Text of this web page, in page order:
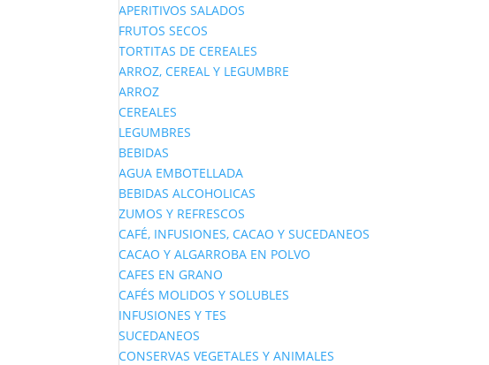
APERITIVOS SALADOS
FRUTOS SECOS
TORTITAS DE CEREALES
ARROZ, CEREAL Y LEGUMBRE
ARROZ
CEREALES
LEGUMBRES
BEBIDAS
AGUA EMBOTELLADA
BEBIDAS ALCOHOLICAS
ZUMOS Y REFRESCOS
CAFÉ, INFUSIONES, CACAO Y SUCEDANEOS
CACAO Y ALGARROBA EN POLVO
CAFES EN GRANO
CAFÉS MOLIDOS Y SOLUBLES
INFUSIONES Y TES
SUCEDANEOS
CONSERVAS VEGETALES Y ANIMALES